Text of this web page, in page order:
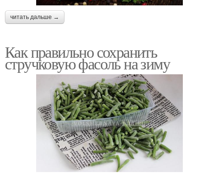
читать дальше →
Как правильно сохранить
стручковую фасоль на зиму